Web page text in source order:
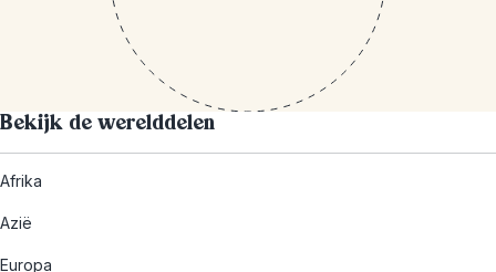
Bekijk de werelddelen
Afrika
Azië
Europa